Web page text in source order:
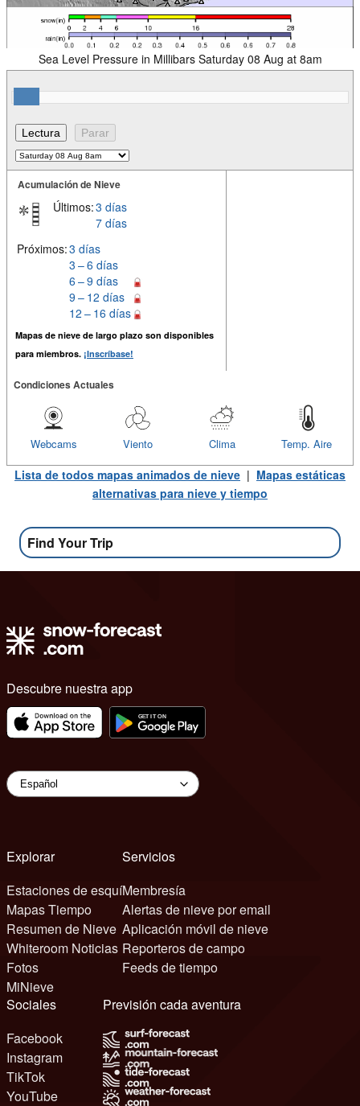
Sea Level Pressure in Millibars Saturday 08 Aug at 8am
Acumulación de Nieve
Últimos:3 días
7 días
Próximos:3 días
3 – 6 días
6 – 9 días
9 – 12 días
12 – 16 días
Mapas de nieve de largo plazo son disponibles
para miembros. ¡Inscríbase!
Condiciones Actuales
Temp. Aire
Clima
Viento
Webcams
Lista de todos mapas animados de nieve | Mapas estáticas
alternativas para nieve y tiempo
Find Your Trip
Descubre nuestra app
Explorar
Estaciones de esquí
Mapas Tiempo
Resumen de Nieve
Whiteroom Noticias
Fotos
MiNieve
Servicios
Membresía
Alertas de nieve por email
Aplicación móvil de nieve
Reporteros de campo
Feeds de tiempo
Sociales
Facebook
Instagram
TikTok
YouTube
Previsión cada aventura